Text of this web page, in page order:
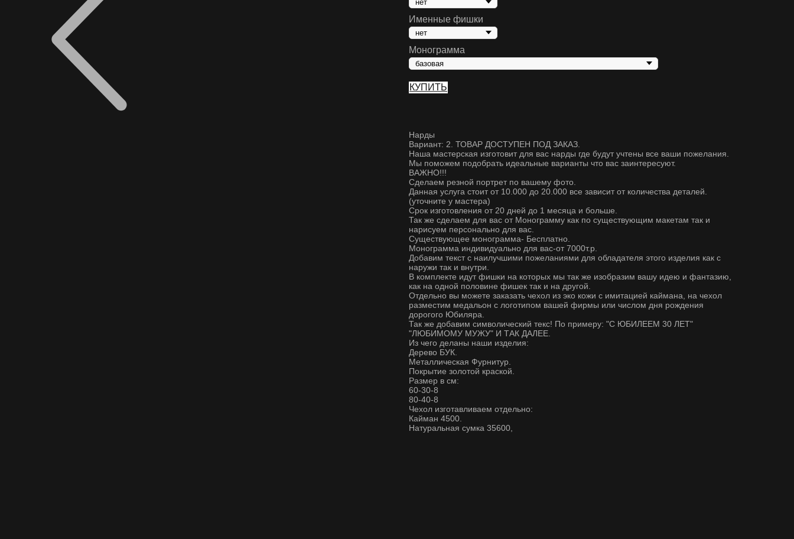
Именные фишки
Монограмма
КУПИТЬ
Нарды
Вариант: 2. ТОВАР ДОСТУПЕН ПОД ЗАКАЗ.
Наша мастерская изготовит для вас нарды где будут учтены все ваши пожелания.
Мы поможем подобрать идеальные варианты что вас заинтересуют.
ВАЖНО!!!
Сделаем резной портрет по вашему фото.
Данная услуга стоит от 10.000 до 20.000 все зависит от количества деталей.
(уточните у мастера)
Срок изготовления от 20 дней до 1 месяца и больше.
Так же сделаем для вас от Монограмму как по существующим макетам так и
нарисуем персонально для вас.
Существующее монограмма- Бесплатно.
Монограмма индивидуально для вас-от 7000т.р.
Добавим текст с наилучшими пожеланиями для обладателя этого изделия как с
наружи так и внутри.
В комплекте идут фишки на которых мы так же изобразим вашу идею и фантазию,
как на одной половине фишек так и на другой.
Отдельно вы можете заказать чехол из эко кожи с имитацией каймана, на чехол
разместим медальон с логотипом вашей фирмы или числом дня рождения
дорогого Юбиляра.
Так же добавим символический текс! По примеру: "С ЮБИЛЕЕМ 30 ЛЕТ"
"ЛЮБИМОМУ МУЖУ" И ТАК ДАЛЕЕ.
Из чего деланы наши изделия:
Дерево БУК.
Металлическая Фурнитур.
Покрытие золотой краской.
Размер в см:
60-30-8
80-40-8
Чехол изготавливаем отдельно:
Кайман 4500.
Натуральная сумка 35600,